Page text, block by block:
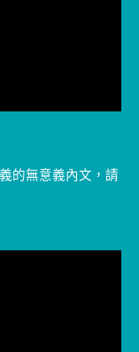
的無意義內文，請